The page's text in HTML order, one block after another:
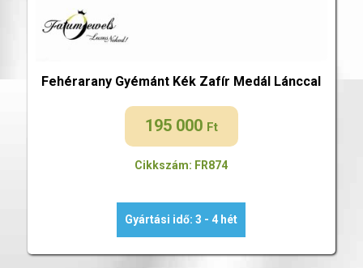
Fehérarany Gyémánt Kék Zafír Medál Lánccal
195 000 Ft
Cikkszám: FR874
Gyártási idő: 3 - 4 hét